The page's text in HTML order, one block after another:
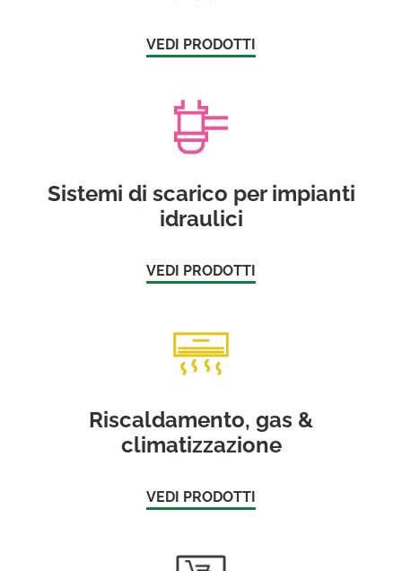
VEDI PRODOTTI
Sistemi di scarico per impianti
idraulici
VEDI PRODOTTI
Riscaldamento, gas &
climatizzazione
VEDI PRODOTTI